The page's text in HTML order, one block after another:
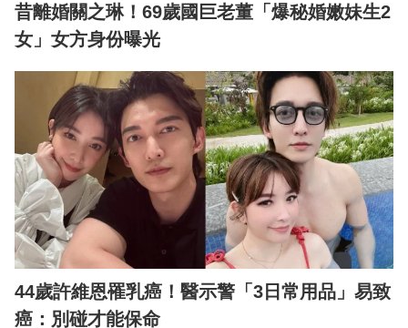
昔離婚關之琳！69歲國巨老董「爆秘婚嫩妹生2
女」女方身份曝光
44歲許維恩罹乳癌！醫示警「3日常用品」易致
癌：別碰才能保命